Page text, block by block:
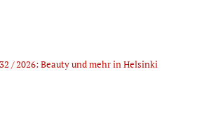
/ 2026: Beauty und mehr in Helsinki